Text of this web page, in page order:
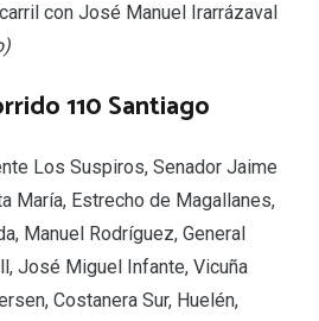
con José Manuel Irarrázaval
110 Santiago
Los Suspiros, Senador Jaime
María, Estrecho de Magallanes,
Manuel Rodríguez, General
José Miguel Infante, Vicuña
Costanera Sur, Huelén,